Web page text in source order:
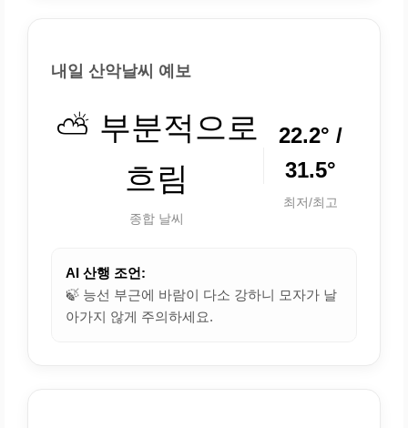
내일 산악날씨 예보
⛅ 부분적으로
흐림
종합 날씨
22.2° /
31.5°
최저/최고
AI 산행 조언:
🍃 능선 부근에 바람이 다소 강하니 모자가 날
아가지 않게 주의하세요.